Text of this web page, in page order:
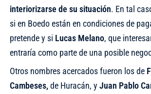
interiorizarse de su situación. En tal
si en Boedo están en condiciones de
pretende y si Lucas Melano, que
entraría como parte de una posible
Otros nombres acercados fueron los de
Cambeses,de Huracán, y Juan Pablo